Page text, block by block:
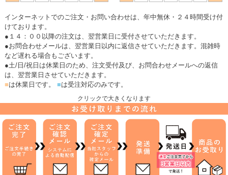
インターネットでのご注文・お問い合わせは、年中無休・２４時間受け付
けております。
●１４：００以降の注文は、翌営業日に受付させていただきます。
●お問合わせメールは、翌営業日以内に返信させていただきます。混雑時
など遅れる場合もございます。
●土/日/祝日は休業日のため、注文受付及び、お問合わせメールへの返信
は、翌営業日させていただきます。
■は休業日です。 ■は受注対応のみです。
クリックで大きくなります